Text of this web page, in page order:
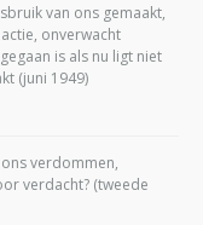
van ons gemaakt,
onverwacht
is als nu ligt niet
(juni 1949)
verdommen,
verdacht? (tweede